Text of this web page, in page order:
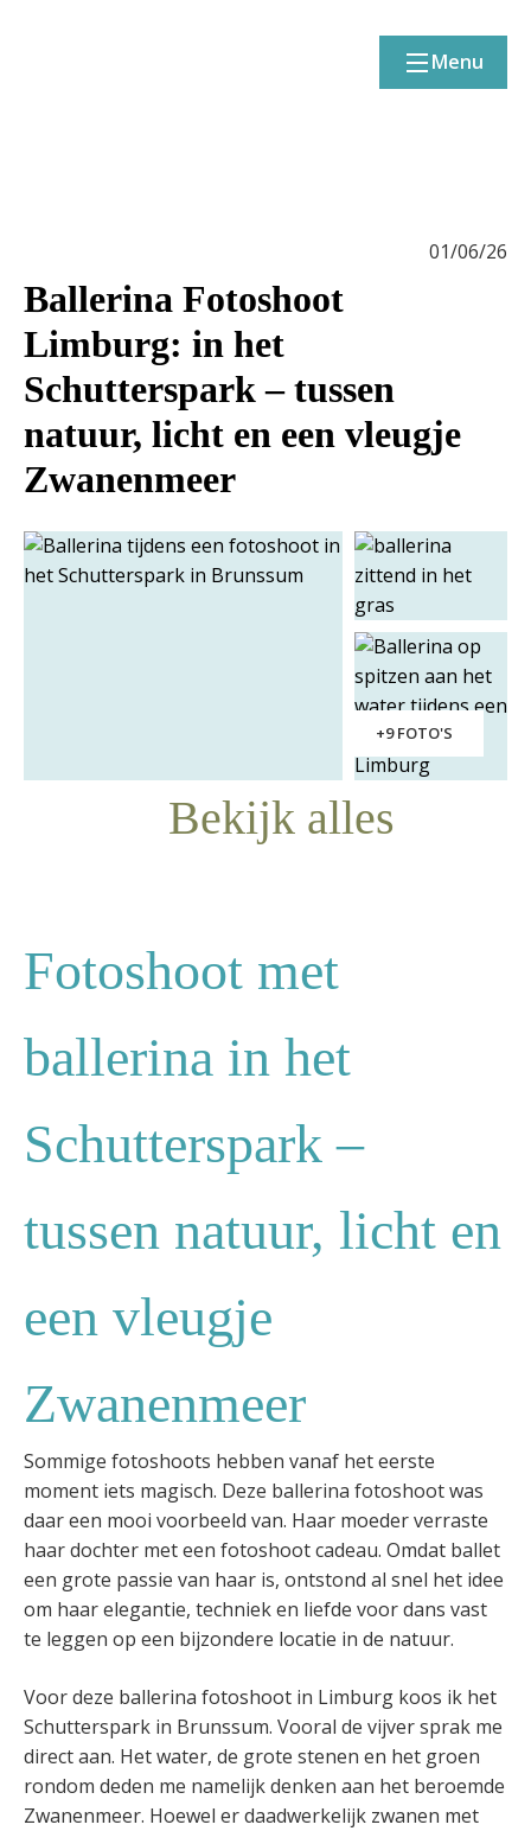
Menu
01/06/26
Ballerina Fotoshoot
Limburg: in het
Schutterspark – tussen
natuur, licht en een vleugje
Zwanenmeer
+9 FOTO'S
Bekijk alles
Fotoshoot met
ballerina in het
Schutterspark –
tussen natuur, licht en
een vleugje
Zwanenmeer
Sommige fotoshoots hebben vanaf het eerste
moment iets magisch. Deze ballerina fotoshoot was
daar een mooi voorbeeld van. Haar moeder verraste
haar dochter met een fotoshoot cadeau. Omdat ballet
een grote passie van haar is, ontstond al snel het idee
om haar elegantie, techniek en liefde voor dans vast
te leggen op een bijzondere locatie in de natuur.
Voor deze ballerina fotoshoot in Limburg koos ik het
Schutterspark in Brunssum. Vooral de vijver sprak me
direct aan. Het water, de grote stenen en het groen
rondom deden me namelijk denken aan het beroemde
Zwanenmeer. Hoewel er daadwerkelijk zwanen met